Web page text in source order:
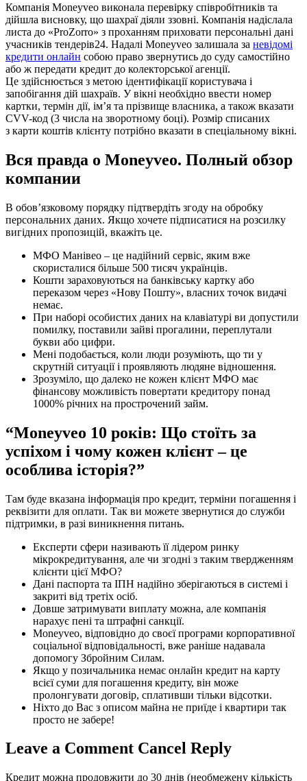
Компанія Moneyveo виконала перевірку співробітників та
дійшла висновку, що шахраї діяли ззовні. Компанія надіслала
листа до «ProZorro» з проханням приховати персональні дані
учасників тендерів24. Надалі Moneyveo залишала за невідомі
кредити онлайн собою право звернутись до суду самостійно
або ж передати кредит до колекторської агенції.
Це здійснюється з метою ідентифікації користувача і
запобігання дій шахраїв. У вікні необхідно ввести номер
картки, термін дії, ім’я та прізвище власника, а також вказати
CVV-код (3 числа на зворотному боці). Розмір списаних
з карти коштів клієнту потрібно вказати в спеціальному вікні.
Вся правда о Moneyveo. Полный обзор
компании
В обов’язковому порядку підтвердіть згоду на обробку
персональних даних. Якщо хочете підписатися на розсилку
вигідних пропозицій, вкажіть це.
МФО Манівео – це надійний сервіс, яким вже
скористалися більше 500 тисяч українців.
Кошти зараховуються на банківську картку або
переказом через «Нову Пошту», власних точок видачі
немає.
При наборі особистих даних на клавіатурі ви допустили
помилку, поставили зайві прогалини, переплутали
букви або цифри.
Мені подобається, коли люди розуміють, що ти у
скрутній ситуації і проявляють людяне відношення.
Зрозуміло, що далеко не кожен клієнт МФО має
фінансову можливість повертати кредитору понад
1000% річних на прострочений займ.
“Moneyveo 10 років: Що стоїть за
успіхом і чому кожен клієнт – це
особлива історія?”
Там буде вказана інформація про кредит, терміни погашення і
реквізити для оплати. Так ви можете звернутися до служби
підтримки, в разі виникнення питань.
Експерти сфери називають її лідером ринку
мікрокредитування, але чи згодні з таким твердженням
клієнти цієї МФО?
Дані паспорта та ІПН надійно зберігаються в системі і
закриті від третіх осіб.
Довше затримувати виплату можна, але компанія
нарахує пені та штрафні санкції.
Moneyveo, відповідно до своєї програми корпоративної
соціальної відповідальності, вже раніше надавала
допомогу Збройним Силам.
Якщо у позичальника немає онлайн кредит на карту
всієї суми для погашення кредиту, він може
пролонгувати договір, сплативши тільки відсотки.
Ніхто до Вас з описом майна не приїде і квартири так
просто не забере!
Leave a Comment Cancel Reply
Кредит можна продовжити до 30 днів (необмежену кількість